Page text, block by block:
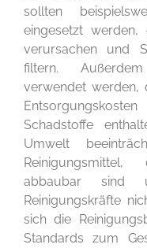
sollten
eingesetzt werden,
verursachen und
filtern.
verwendet werden,
Schadstoffe
Umwelt
abbaubar sind
Reinigungskräfte
sich die
Standards zum